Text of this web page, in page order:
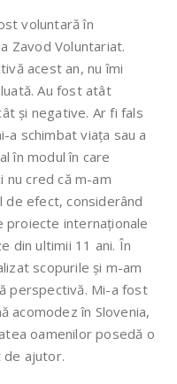
voluntară în
Zavod Voluntariat.
acest an, nu îmi
Au fost atât
și negative. Ar fi fals
a schimbat viața sau a
în modul în care
nu cred că m-am
efect, considerând
proiecte internaționale
din ultimii 11 ani. În
scopurile și m-am
perspectivă. Mi-a fost
acomodez în Slovenia,
oamenilor posedă o
de ajutor.